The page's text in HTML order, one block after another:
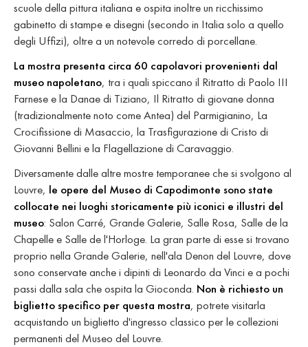
scuole della pittura italiana e ospita inoltre un ricchissimo
gabinetto di stampe e disegni (secondo in Italia solo a quello
degli Uffizi), oltre a un notevole corredo di porcellane.
La mostra presenta circa 60 capolavori provenienti dal
museo napoletano, tra i quali spiccano il Ritratto di Paolo III
Farnese e la Danae di Tiziano, Il Ritratto di giovane donna
(tradizionalmente noto come Antea) del Parmigianino, La
Crocifissione di Masaccio, la Trasfigurazione di Cristo di
Giovanni Bellini e la Flagellazione di Caravaggio.
Diversamente dalle altre mostre temporanee che si svolgono al
Louvre, le opere del Museo di Capodimonte sono state
collocate nei luoghi storicamente più iconici e illustri del
museo: Salon Carré, Grande Galerie, Salle Rosa, Salle de la
Chapelle e Salle de l'Horloge. La gran parte di esse si trovano
proprio nella Grande Galerie, nell'ala Denon del Louvre, dove
sono conservate anche i dipinti di Leonardo da Vinci e a pochi
passi dalla sala che ospita la Gioconda. Non è richiesto un
biglietto specifico per questa mostra, potrete visitarla
acquistando un biglietto d'ingresso classico per le collezioni
permanenti del Museo del Louvre.